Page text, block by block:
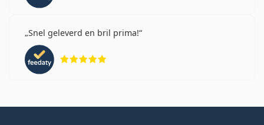
Snel geleverd en bril prima!